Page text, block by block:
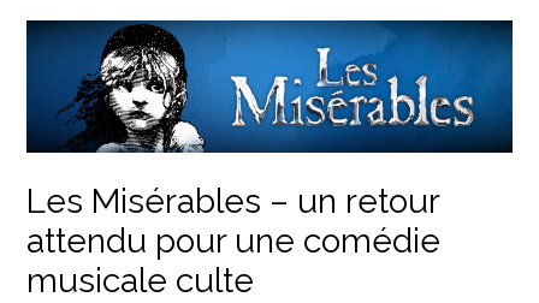
Les Misérables – un retour
attendu pour une comédie
musicale culte